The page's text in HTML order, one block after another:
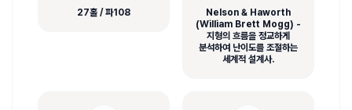
27홀 / 파108
Nelson & Haworth
(William Brett Mogg) -
지형의 흐름을 정교하게
분석하여 난이도를 조절하는
세계적 설계사.